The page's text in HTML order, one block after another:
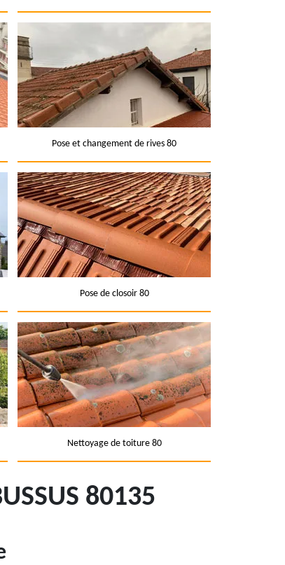
Pose et changement de rives 80
Pose de closoir 80
Nettoyage de toiture 80
80135